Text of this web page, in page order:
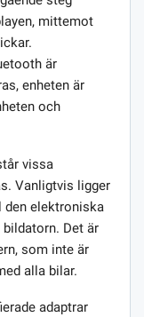
mittemot
är
enheten är
och
vissa
Vanligtvis ligger
den elektroniska
Det är
som inte är
alla bilar.
adaptrar